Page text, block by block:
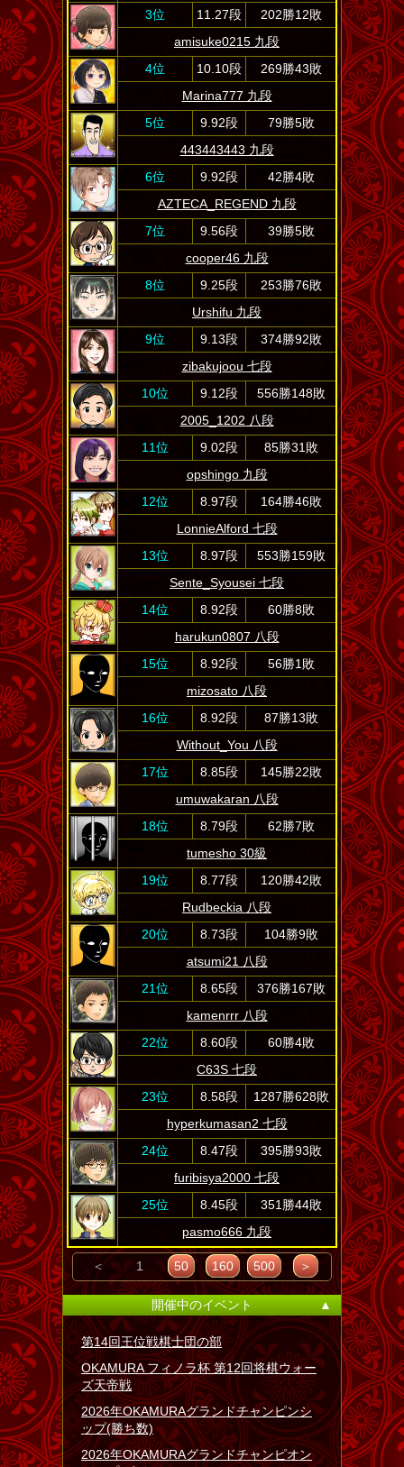
3位
11.27段
202勝12敗
amisuke0215 九段
4位
10.10段
269勝43敗
Marina777 九段
5位
9.92段
79勝5敗
443443443 九段
6位
9.92段
42勝4敗
AZTECA_REGEND 九段
7位
9.56段
39勝5敗
cooper46 九段
8位
9.25段
253勝76敗
Urshifu 九段
9位
9.13段
374勝92敗
zibakujoou 七段
10位
9.12段
556勝148敗
2005_1202 八段
11位
9.02段
85勝31敗
opshingo 九段
12位
8.97段
164勝46敗
LonnieAlford 七段
13位
8.97段
553勝159敗
Sente_Syousei 七段
14位
8.92段
60勝8敗
harukun0807 八段
15位
8.92段
56勝1敗
mizosato 八段
16位
8.92段
87勝13敗
Without_You 八段
17位
8.85段
145勝22敗
umuwakaran 八段
18位
8.79段
62勝7敗
tumesho 30級
19位
8.77段
120勝42敗
Rudbeckia 八段
20位
8.73段
104勝9敗
atsumi21 八段
21位
8.65段
376勝167敗
kamenrrr 八段
22位
8.60段
60勝4敗
C63S 七段
23位
8.58段
1287勝628敗
hyperkumasan2 七段
24位
8.47段
395勝93敗
furibisya2000 七段
25位
8.45段
351勝44敗
pasmo666 九段
＜ 1 50 160 500 ＞
開催中のイベント ▲
第14回王位戦棋士団の部
OKAMURA フィノラ杯 第12回将棋ウォー
ズ天帝戦
2026年OKAMURAグランドチャンピンシ
ップ(勝ち数)
2026年OKAMURAグランドチャンピオン